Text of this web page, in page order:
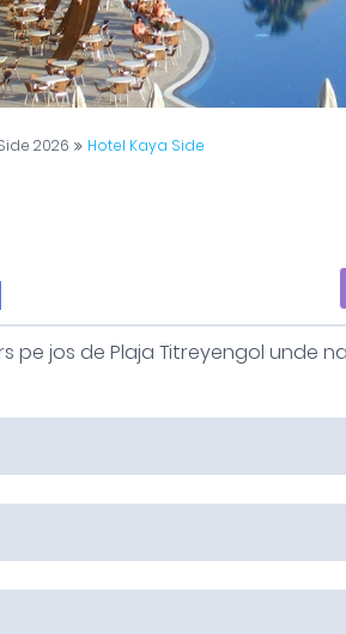
2026 Hotel Kaya Side
pe jos de Plaja Titreyengol unde